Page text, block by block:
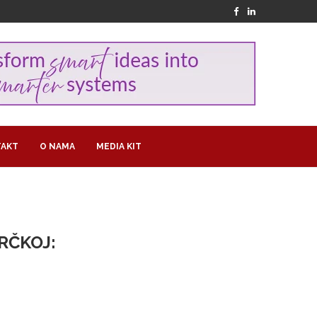
O NAMA MEDIA KIT